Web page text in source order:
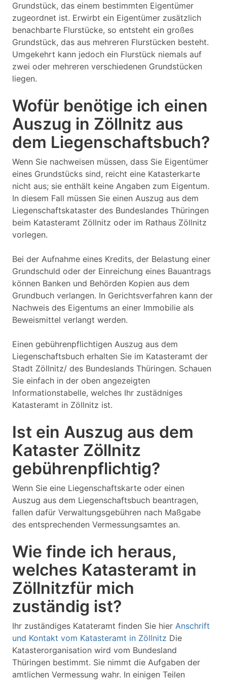
Grundstück, das einem bestimmten Eigentümer
zugeordnet ist. Erwirbt ein Eigentümer zusätzlich
benachbarte Flurstücke, so entsteht ein großes
Grundstück, das aus mehreren Flurstücken besteht.
Umgekehrt kann jedoch ein Flurstück niemals auf
zwei oder mehreren verschiedenen Grundstücken
liegen.
Wofür benötige ich einen
Auszug in Zöllnitz aus
dem Liegenschaftsbuch?
Wenn Sie nachweisen müssen, dass Sie Eigentümer
eines Grundstücks sind, reicht eine Katasterkarte
nicht aus; sie enthält keine Angaben zum Eigentum.
In diesem Fall müssen Sie einen Auszug aus dem
Liegenschaftskataster des Bundeslandes Thüringen
beim Katasteramt Zöllnitz oder im Rathaus Zöllnitz
vorlegen.
Bei der Aufnahme eines Kredits, der Belastung einer
Grundschuld oder der Einreichung eines Bauantrags
können Banken und Behörden Kopien aus dem
Grundbuch verlangen. In Gerichtsverfahren kann der
Nachweis des Eigentums an einer Immobilie als
Beweismittel verlangt werden.
Einen gebührenpflichtigen Auszug aus dem
Liegenschaftsbuch erhalten Sie im Katasteramt der
Stadt Zöllnitz/ des Bundeslands Thüringen. Schauen
Sie einfach in der oben angezeigten
Informationstabelle, welches Ihr zustädniges
Katasteramt in Zöllnitz ist.
Ist ein Auszug aus dem
Kataster Zöllnitz
gebührenpflichtig?
Wenn Sie eine Liegenschaftskarte oder einen
Auszug aus dem Liegenschaftsbuch beantragen,
fallen dafür Verwaltungsgebühren nach Maßgabe
des entsprechenden Vermessungsamtes an.
Wie finde ich heraus,
welches Katasteramt in
Zöllnitzfür mich
zuständig ist?
Ihr zuständiges Katateramt finden Sie hier Anschrift
und Kontakt vom Katasteramt in Zöllnitz Die
Katasterorganisation wird vom Bundesland
Thüringen bestimmt. Sie nimmt die Aufgaben der
amtlichen Vermessung wahr. In einigen Teilen